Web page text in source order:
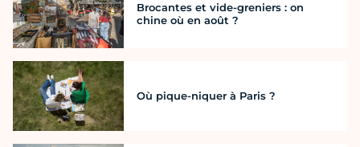
Brocantes et vide-greniers : on
chine où en août ?
Où pique-niquer à Paris ?